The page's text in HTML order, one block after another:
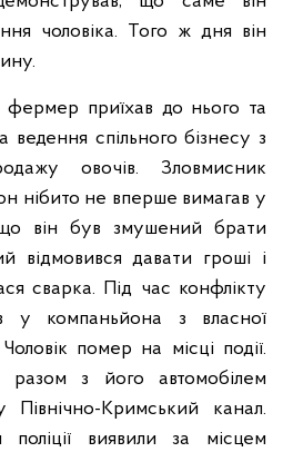
чоловіка. Того ж дня він
фермер приїхав до нього та
ведення спільного бізнесу з
овочів. Зловмисник
нібито не вперше вимагав у
він був змушений брати
відмовився давати гроші і
сварка. Під час конфлікту
у компаньйона з власної
помер на місці події.
разом з його автомобілем
Кримський канал.
виявили за місцем